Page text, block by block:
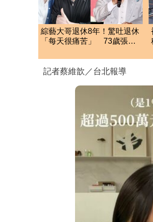
綜藝大哥退休8年！驚吐退休
「每天很痛苦」 73歲張菲
記者蔡維歆／台北報導